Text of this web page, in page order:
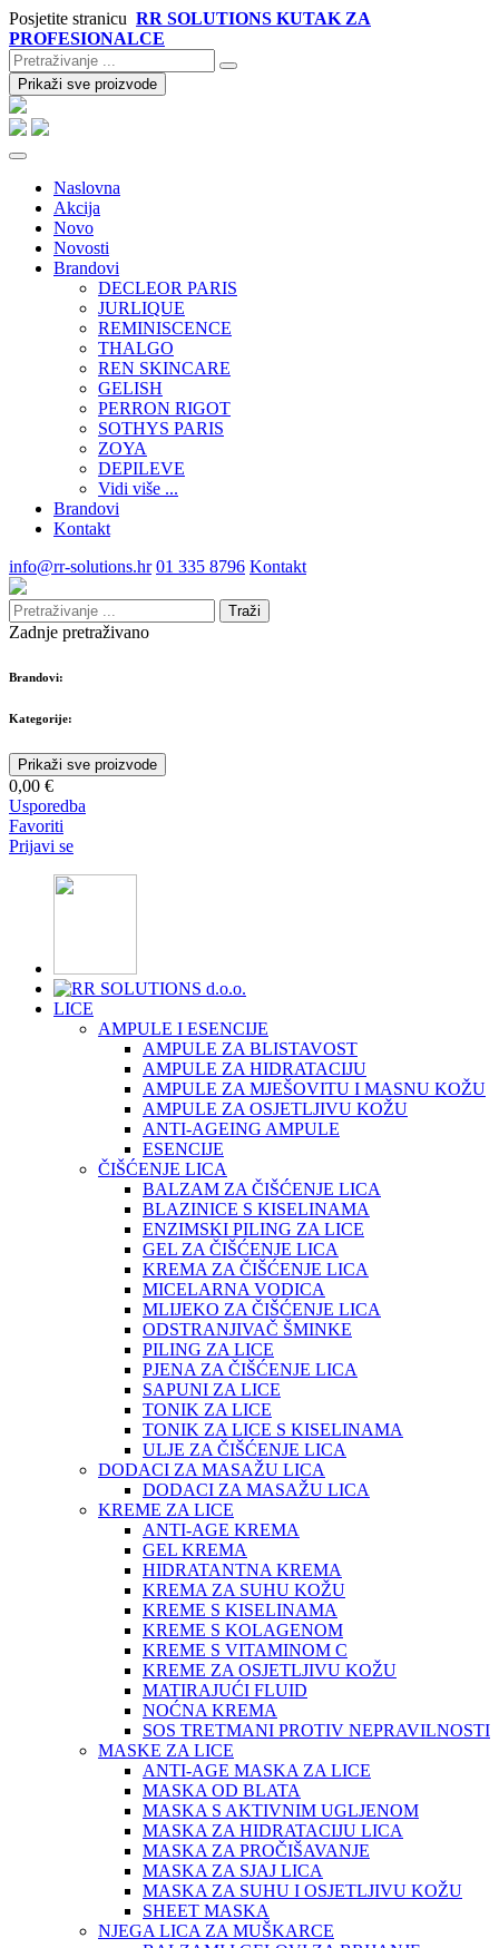
Posjetite stranicu RR SOLUTIONS KUTAK ZA
PROFESIONALCE
Prikaži sve proizvode
Naslovna
Akcija
Novo
Novosti
Brandovi
DECLEOR PARIS
JURLIQUE
REMINISCENCE
THALGO
REN SKINCARE
GELISH
PERRON RIGOT
SOTHYS PARIS
ZOYA
DEPILEVE
Vidi više ...
Brandovi
Kontakt
info@rr-solutions.hr 01 335 8796 Kontakt
Traži
Zadnje pretraživano
Brandovi:
Kategorije:
Prikaži sve proizvode
0,00 €
Usporedba
Favoriti
Prijavi se
LICE
AMPULE I ESENCIJE
AMPULE ZA BLISTAVOST
AMPULE ZA HIDRATACIJU
AMPULE ZA MJEŠOVITU I MASNU KOŽU
AMPULE ZA OSJETLJIVU KOŽU
ANTI-AGEING AMPULE
ESENCIJE
ČIŠĆENJE LICA
BALZAM ZA ČIŠĆENJE LICA
BLAZINICE S KISELINAMA
ENZIMSKI PILING ZA LICE
GEL ZA ČIŠĆENJE LICA
KREMA ZA ČIŠĆENJE LICA
MICELARNA VODICA
MLIJEKO ZA ČIŠĆENJE LICA
ODSTRANJIVAČ ŠMINKE
PILING ZA LICE
PJENA ZA ČIŠĆENJE LICA
SAPUNI ZA LICE
TONIK ZA LICE
TONIK ZA LICE S KISELINAMA
ULJE ZA ČIŠĆENJE LICA
DODACI ZA MASAŽU LICA
DODACI ZA MASAŽU LICA
KREME ZA LICE
ANTI-AGE KREMA
GEL KREMA
HIDRATANTNA KREMA
KREMA ZA SUHU KOŽU
KREME S KISELINAMA
KREME S KOLAGENOM
KREME S VITAMINOM C
KREME ZA OSJETLJIVU KOŽU
MATIRAJUĆI FLUID
NOĆNA KREMA
SOS TRETMANI PROTIV NEPRAVILNOSTI
MASKE ZA LICE
ANTI-AGE MASKA ZA LICE
MASKA OD BLATA
MASKA S AKTIVNIM UGLJENOM
MASKA ZA HIDRATACIJU LICA
MASKA ZA PROČIŠAVANJE
MASKA ZA SJAJ LICA
MASKA ZA SUHU I OSJETLJIVU KOŽU
SHEET MASKA
NJEGA LICA ZA MUŠKARCE